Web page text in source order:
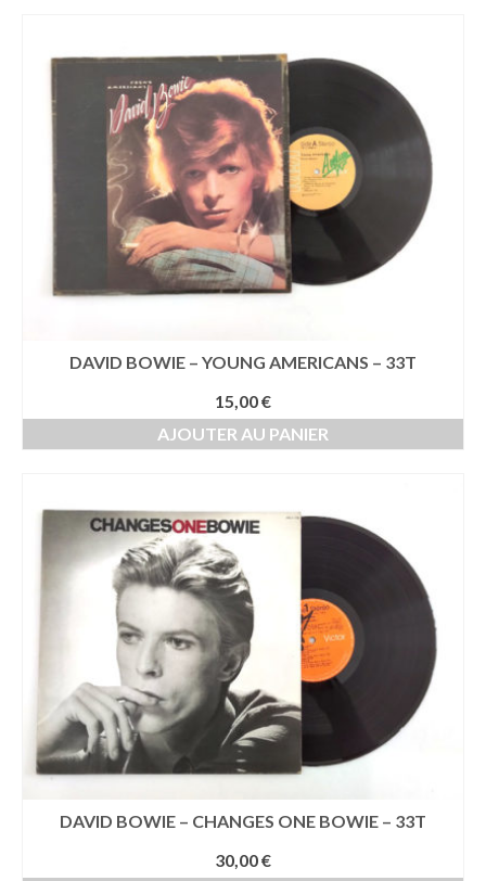
DAVID BOWIE – YOUNG AMERICANS – 33T
15,00€
AJOUTER AU PANIER
DAVID BOWIE – CHANGES ONE BOWIE – 33T
30,00€